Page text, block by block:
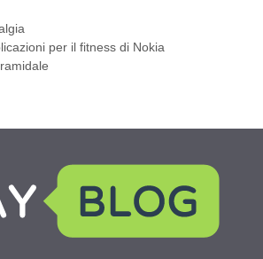
per il fitness di Nokia